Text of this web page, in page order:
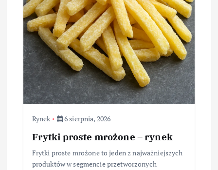
Rynek 6 sierpnia, 2026
Frytki proste mrożone – rynek
Frytki proste mrożone to jeden z najważniejszych
produktów w segmencie przetworzonych